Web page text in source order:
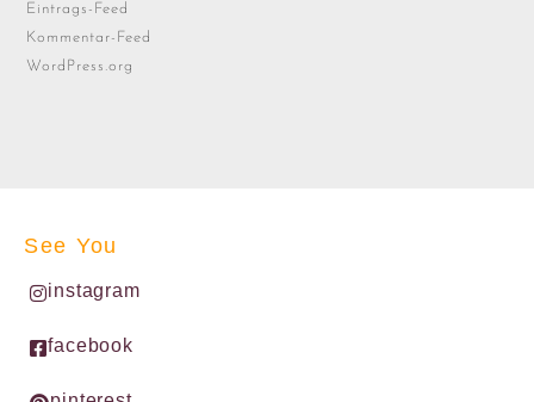
Eintrags-Feed
Kommentar-Feed
WordPress.org
See You
instagram
facebook